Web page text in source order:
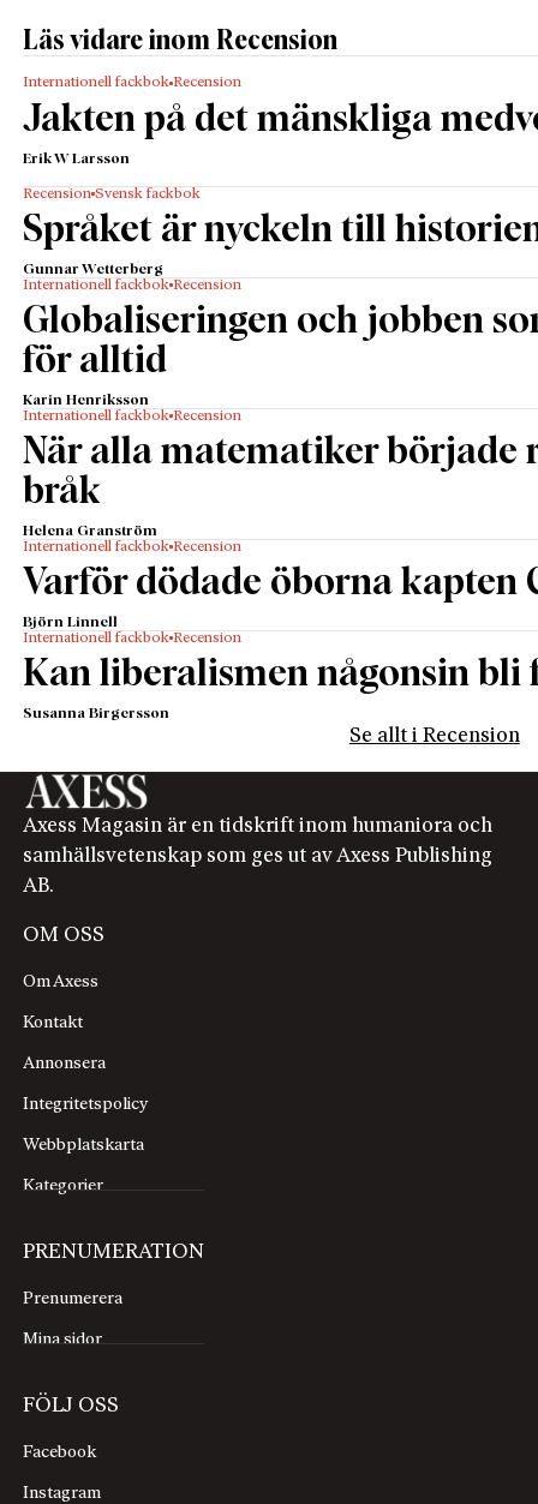
Läs vidare inom Recension
Internationell fackbok Recension
Jakten på det mänskliga
Erik W Larsson
Recension Svensk fackbok
Språket är nyckeln till
Gunnar Wetterberg
Internationell fackbok Recension
Globaliseringen och jobben
för alltid
Karin Henriksson
Internationell fackbok Recension
När alla matematiker började
bråk
Helena Granström
Internationell fackbok Recension
Varför dödade öborna kapten
Björn Linnell
Internationell fackbok Recension
Kan liberalismen någonsin bli
Susanna Birgersson
Se allt i Recension
Axess Magasin är en tidskrift inom humaniora och
samhällsvetenskap som ges ut av Axess Publishing
AB.
OM OSS
Om Axess
Kontakt
Annonsera
Integritetspolicy
Webbplatskarta
Kategorier
PRENUMERATION
Prenumerera
Mina sidor
FÖLJ OSS
Facebook
Instagram